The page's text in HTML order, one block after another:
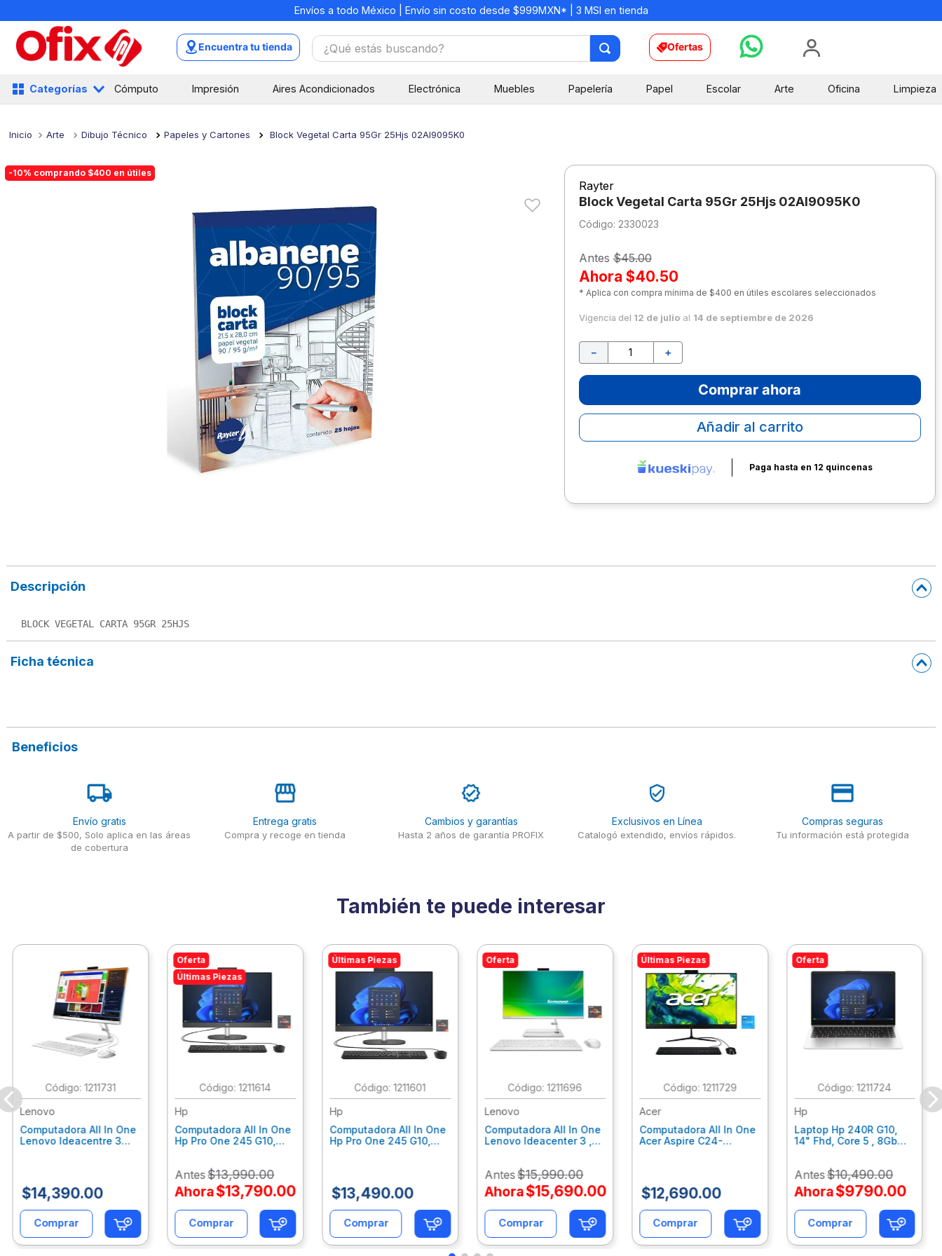
Envíos a todo México | Envío sin costo desde $999MXN* | 3 MSI en tienda
Encuentra tu tienda ¿Qué estás buscando? Ofertas
Categorías Cómputo Impresión Aires Acondicionados Electrónica Muebles Papelería Papel Escolar Arte Oficina Limpieza
Arte Dibujo Técnico Papeles y Cartones Block Vegetal Carta 95Gr 25Hjs 02Al9095K0
-10% comprando $400 en útiles
Rayter
Block Vegetal Carta 95Gr 25Hjs 02Al9095K0
: 2330023
Antes$45.00
Ahora $40.50
* Aplica con compra mínima de $400 en útiles escolares seleccionados
Vigencia del 12 de julioal 14 de septiembre de 2026
＋
－
Comprar ahora
Añadir al carrito
Paga hasta en 12 quincenas
Descripción
BLOCK VEGETAL CARTA 95GR 25HJS
Ficha técnica
Beneficios
Envío gratis
A partir de $500, Solo aplica en las áreas
de cobertura
Entrega gratis
Compra y recoge en tienda
Cambios y garantías
Hasta 2 años de garantía PROFIX
Exclusivos en Línea
Catalogó extendido, envíos rápidos.
Compras seguras
Tu información está protegida
También te puede interesar
:1211731
Lenovo
Computadora All In One
Lenovo Ideacentre 3
F0G1014Ald
$14,390.00
Comprar
Oferta
Últimas Piezas
:1211614
Hp
Computadora All In One
Hp Pro One 245 G10,
Fhd, Win11Home
9P7K6La
Antes$13,990.00
Ahora$13,790.00
Comprar
Últimas Piezas
:1211601
Hp
Computadora All In One
Hp Pro One 245 G10,
9P7K5La
$13,490.00
Comprar
Oferta
:1211696
Lenovo
Computadora All In One
Lenovo Ideacenter 3 ,
Fhd, Win11 Home
F0G1014Nld
Antes$15,990.00
Ahora$15,690.00
Comprar
Últimas Piezas
: 1211729
Acer
Computadora All In One
Acer Aspire C24-
Dq.Bmjal.002
$12,690.00
Comprar
Oferta
:1211724
Hp
Laptop Hp 240R G10,
14" Fhd, Core 5 , 8Gb
Antes$10,490.00
Ahora$9790.00
Comprar
boligrafo
7.
escritorio
8.
sacapuntas
9.
10. escolar
1.
mochilas
.
libretas
3.
cuaderno
5.
colores
7.
escritorio